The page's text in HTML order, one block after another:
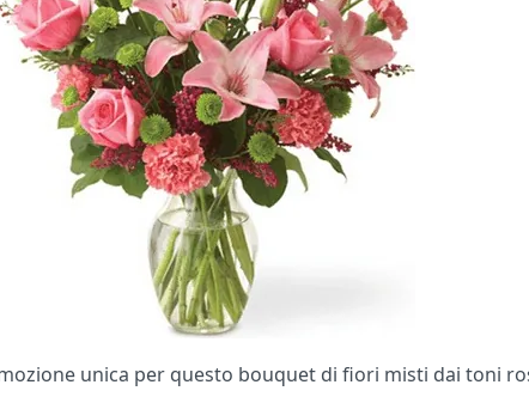
unica per questo bouquet di fiori misti dai toni